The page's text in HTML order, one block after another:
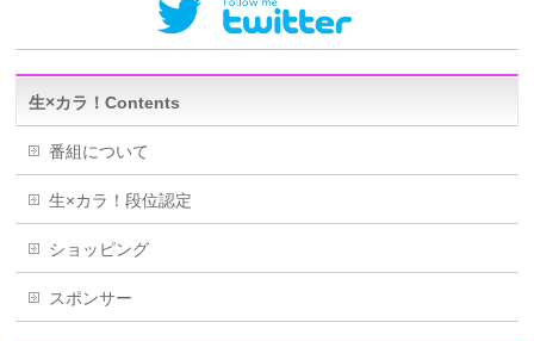
生×カラ！Contents
番組について
生×カラ！段位認定
ショッピング
スポンサー